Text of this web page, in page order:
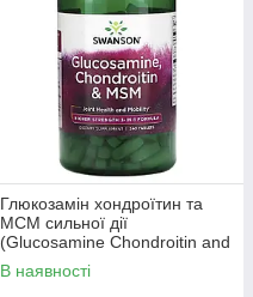
Глюкозамін хондроїтин та
МСМ сильної дії
(Glucosamine Chondroitin and
Msm) 240 таблеток SWV-
11081
В наявності